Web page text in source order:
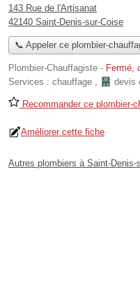
143 Rue de l'Artisanat
42140 Saint-Denis-sur-Coise
📞 Appeler ce plombier-
Plombier-Chauffagiste - Fermé,
Services : chauffage , devis
Recommander ce plombier-
Améliorer cette fiche
Autres plombiers à Saint-Denis-